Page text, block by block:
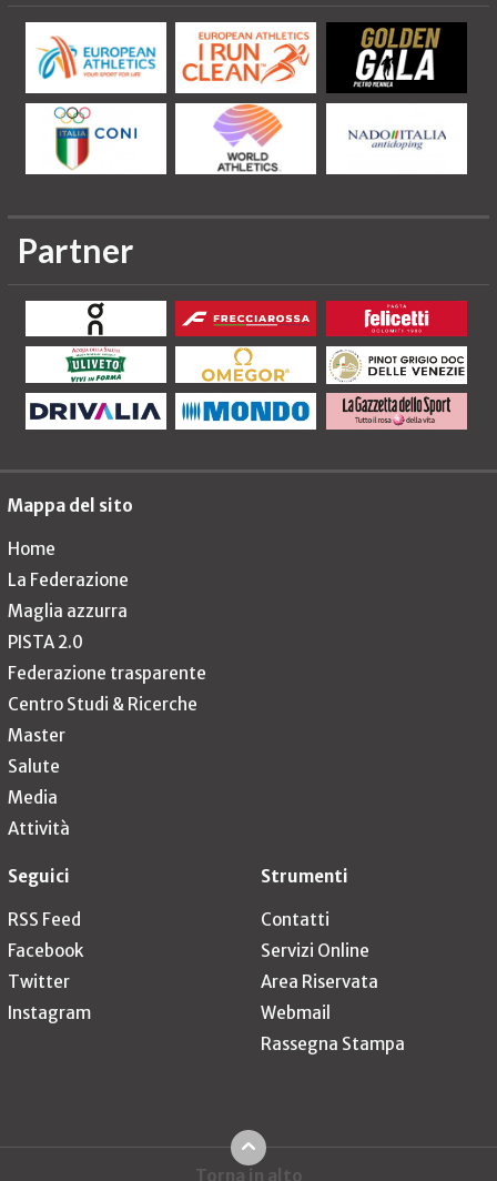
Partner
Mappa del sito
Home
La Federazione
Maglia azzurra
PISTA 2.0
Federazione trasparente
Centro Studi & Ricerche
Master
Salute
Media
Attività
Seguici
RSS Feed
Facebook
Twitter
Instagram
Strumenti
Contatti
Servizi Online
Area Riservata
Webmail
Rassegna Stampa
Torna in alto